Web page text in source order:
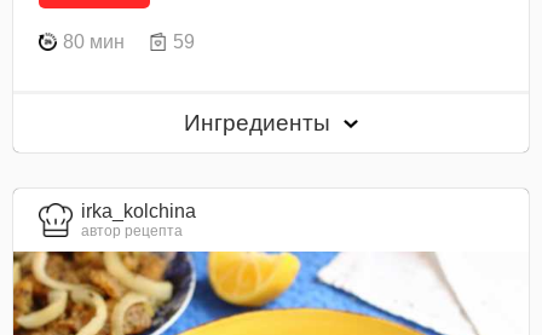
80 мин 59
Ингредиенты
irka_kolchina
автор рецепта